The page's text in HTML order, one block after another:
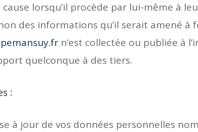
lorsqu’il procède par lui-même à
des informations qu’il serait amené
n’est collectée ou publiée à
quelconque à des tiers.
:
à jour de vos données personnelles